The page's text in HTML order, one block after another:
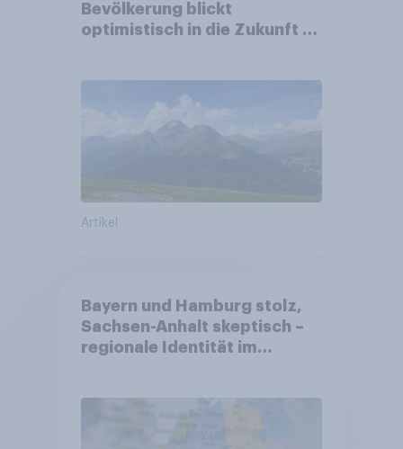
Bevölkerung blickt
optimistisch in die Zukunft –
Altersvorsorge
Artikel
Bayern und Hamburg stolz,
Sachsen-Anhalt skeptisch –
regionale Identität im